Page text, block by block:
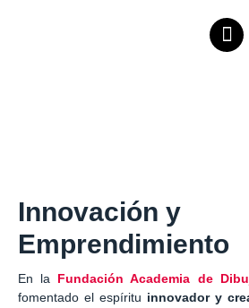
Innovación y
Emprendimiento
En la Fundación Academia de
fomentado el espíritu innovador y